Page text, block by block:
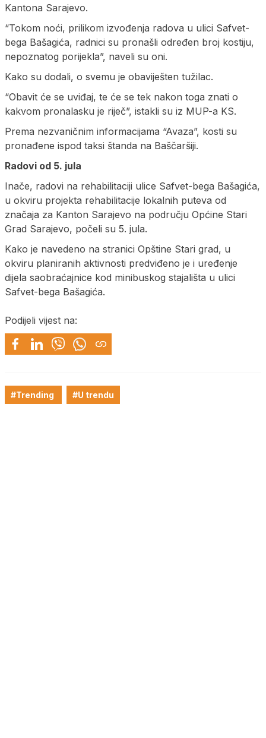
Kantona Sarajevo.
“Tokom noći, prilikom izvođenja radova u ulici Safvet-
bega Bašagića, radnici su pronašli određen broj kostiju,
nepoznatog porijekla”, naveli su oni.
Kako su dodali, o svemu je obaviješten tužilac.
“Obavit će se uviđaj, te će se tek nakon toga znati o
kakvom pronalasku je riječ”, istakli su iz MUP-a KS.
Prema nezvaničnim informacijama “Avaza”, kosti su
pronađene ispod taksi štanda na Baščaršiji.
Radovi od 5. jula
Inače, radovi na rehabilitaciji ulice Safvet-bega Bašagića,
u okviru projekta rehabilitacije lokalnih puteva od
značaja za Kanton Sarajevo na području Općine Stari
Grad Sarajevo, počeli su 5. jula.
Kako je navedeno na stranici Opštine Stari grad, u
okviru planiranih aktivnosti predviđeno je i uređenje
dijela saobraćajnice kod minibuskog stajališta u ulici
Safvet-bega Bašagića.
Podijeli vijest na:
#Trending #U trendu